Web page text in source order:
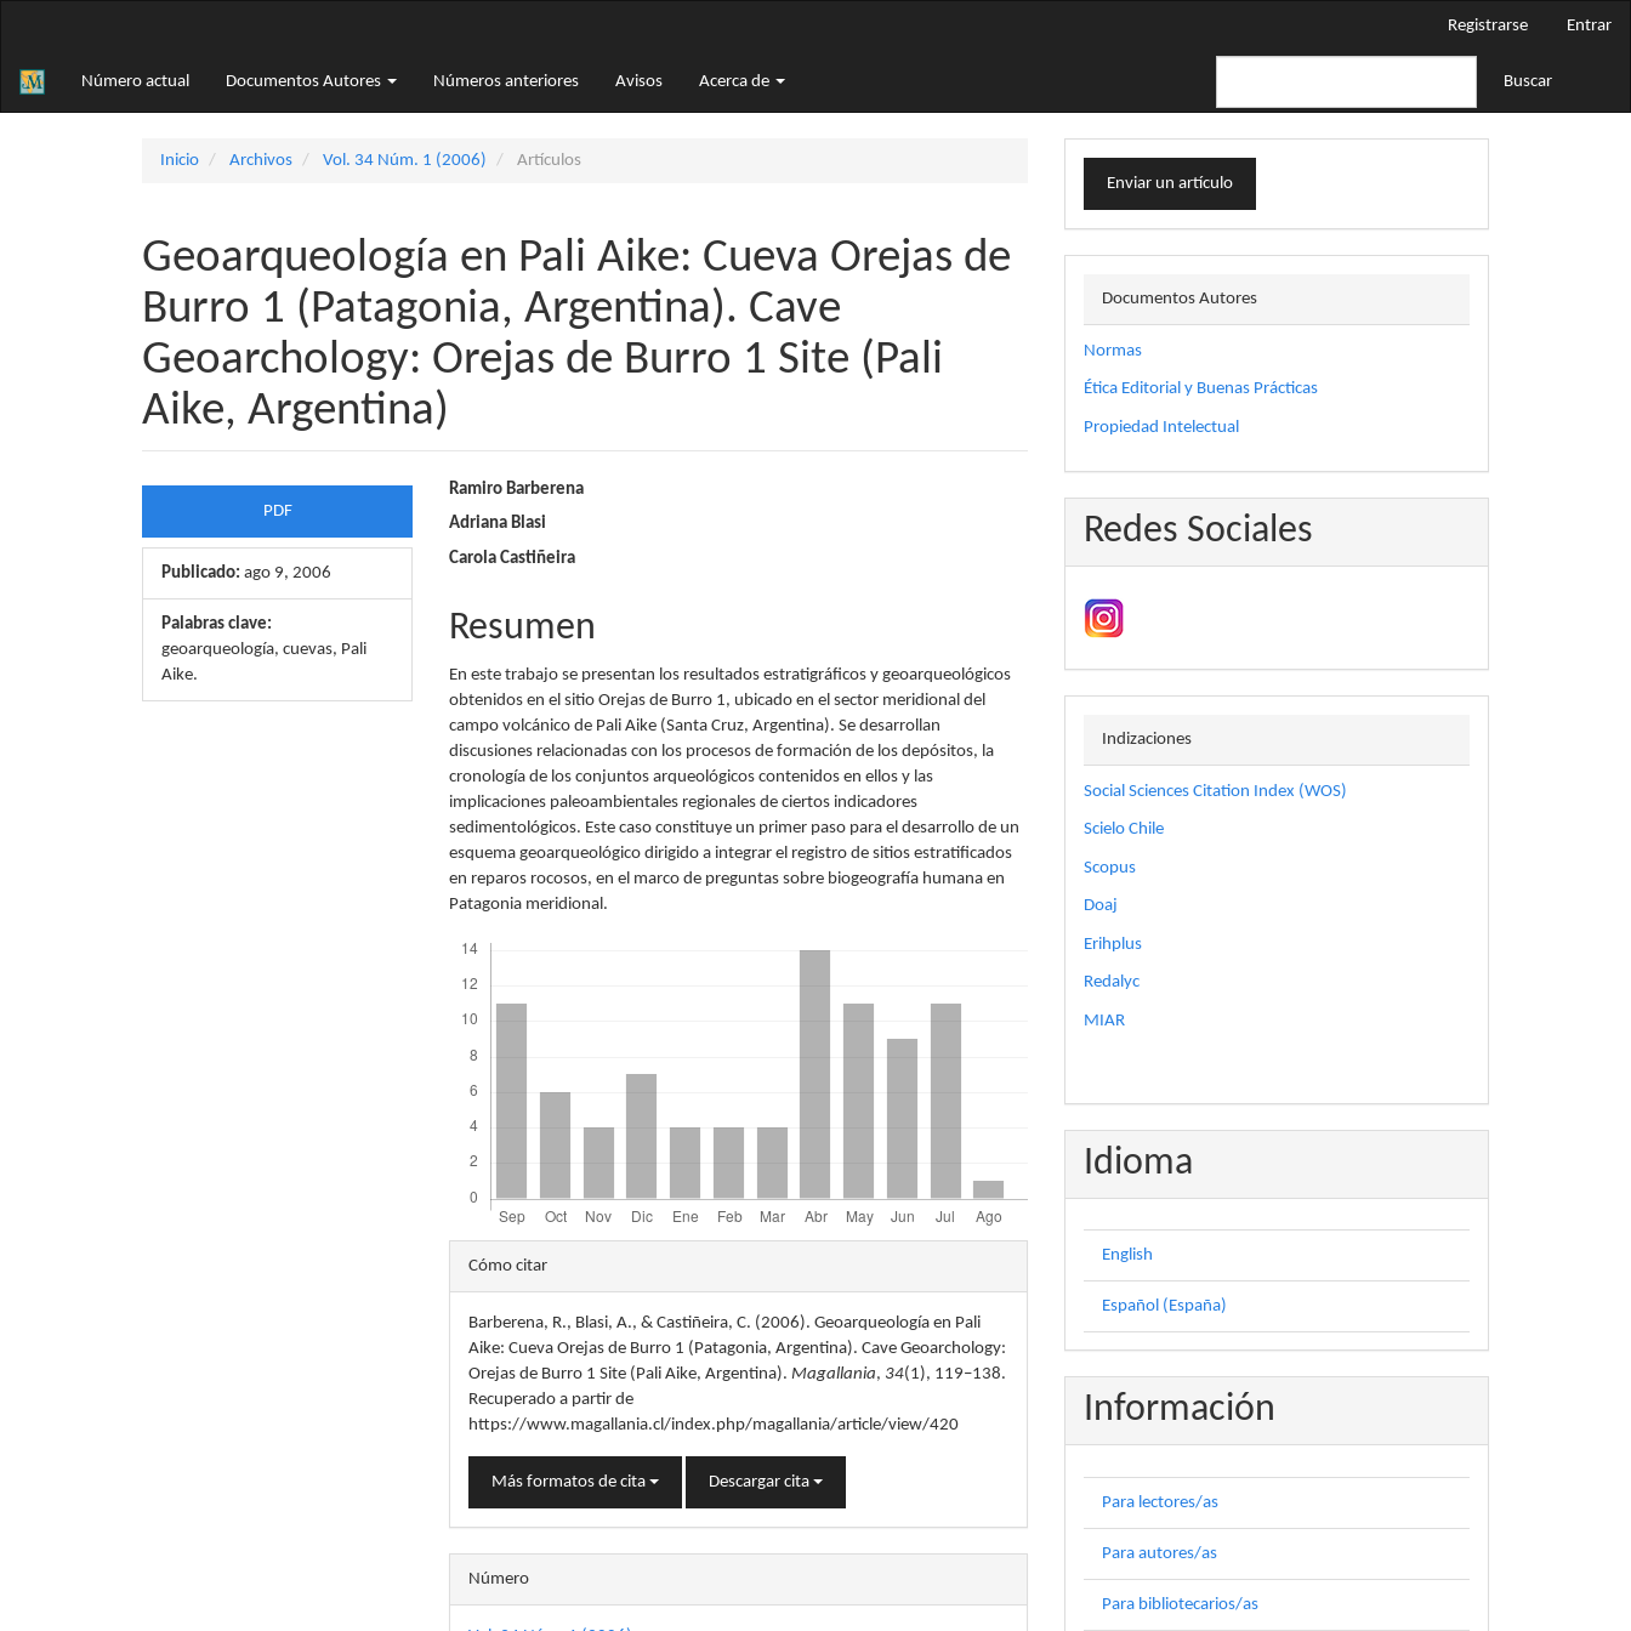
principal
Barra
Registrarse Entrar
Número actual Documentos Autores Números anteriores Avisos Acerca de Buscar
Inicio Archivos Vol. 34 Núm. 1 (2006) Artículos
Geoarqueología en Pali Aike: Cueva Orejas de
Burro 1 (Patagonia, Argentina). Cave
Geoarchology: Orejas de Burro 1 Site (Pali
Aike, Argentina)
Barra
lateral
del
artículo
PDF
Publicado: ago 9, 2006
Palabras clave:
geoarqueología, cuevas, Pali
Aike.
Contenido
principal
artículo
Ramiro Barberena
Adriana Blasi
Carola Castiñeira
Resumen
En este trabajo se presentan los resultados estratigráficos y geoarqueológicos
obtenidos en el sitio Orejas de Burro 1, ubicado en el sector meridional del
campo volcánico de Pali Aike (Santa Cruz, Argentina). Se desarrollan
discusiones relacionadas con los procesos de formación de los depósitos, la
cronología de los conjuntos arqueológicos contenidos en ellos y las
implicaciones paleoambientales regionales de ciertos indicadores
sedimentológicos. Este caso constituye un primer paso para el desarrollo de un
esquema geoarqueológico dirigido a integrar el registro de sitios estratificados
en reparos rocosos, en el marco de preguntas sobre biogeografía humana en
Patagonia meridional.
Detalles
del
artículo
Cómo citar
Barberena, R., Blasi, A., & Castiñeira, C. (2006). Geoarqueología en Pali
Aike: Cueva Orejas de Burro 1 (Patagonia, Argentina). Cave Geoarchology:
Orejas de Burro 1 Site (Pali Aike, Argentina).Magallania, 34(1), 119–138.
Recuperado a partir de
https://www.magallania.cl/index.php/magallania/article/view/420
Más formatos de cita Descargar cita
Número
Enviar
unEnviar un artículo
docautor
Documentos Autores
Normas
Ética Editorial y Buenas Prácticas
Propiedad Intelectual
Redes Sociales
indizaciones
Indizaciones
Social Sciences Citation Index (WOS)
Scielo Chile
Scopus
Doaj
Erihplus
Redalyc
MIAR
Idioma
English
Español (España)
Información
Para lectores/as
Para autores/as
Para bibliotecarios/as